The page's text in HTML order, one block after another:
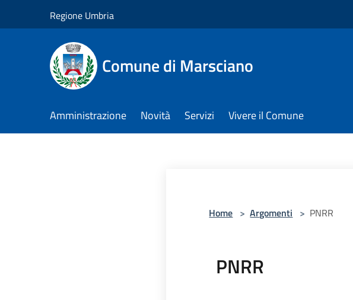
Regione Umbria
Comune di Marsciano
Amministrazione Novità Servizi Vivere il Comune
Home > Argomenti > PNRR
PNRR